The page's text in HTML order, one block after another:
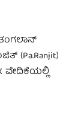
(Pa.Ranjit)
ವೇದಿಕೆಯಲ್ಲಿ